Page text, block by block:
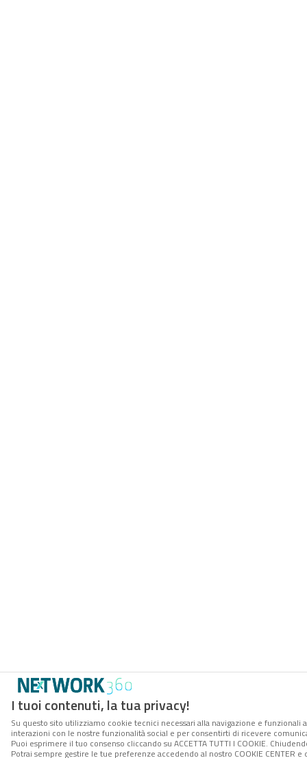
I tuoi contenuti, la tua privacy!
Su questo sito utilizziamo cookie tecnici necessari alla navigazione e
interazioni con le nostre funzionalità social e per consentirti di ricevere
Puoi esprimere il tuo consenso cliccando su ACCETTA TUTTI I COOKIE.
Potrai sempre gestire le tue preferenze accedendo al nostro COOKIE